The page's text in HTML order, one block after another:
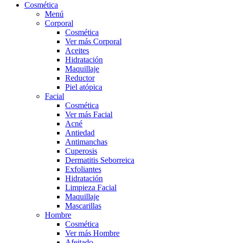
Cosmética
Menú
Corporal
Cosmética
Ver más Corporal
Aceites
Hidratación
Maquillaje
Reductor
Piel atópica
Facial
Cosmética
Ver más Facial
Acné
Antiedad
Antimanchas
Cuperosis
Dermatitis Seborreica
Exfoliantes
Hidratación
Limpieza Facial
Maquillaje
Mascarillas
Hombre
Cosmética
Ver más Hombre